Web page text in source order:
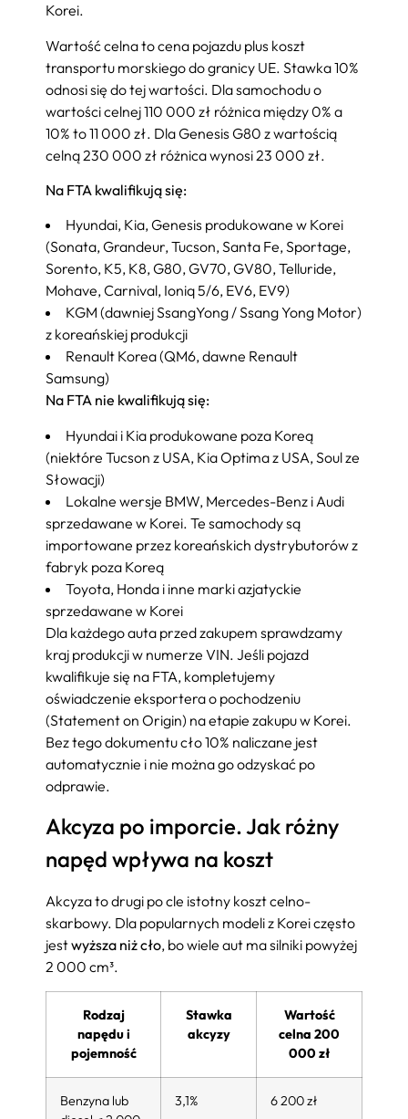
Korei.
Wartość celna to cena pojazdu plus koszt
transportu morskiego do granicy UE. Stawka 10%
odnosi się do tej wartości. Dla samochodu o
wartości celnej 110 000 zł różnica między 0% a
10% to 11 000 zł. Dla Genesis G80 z wartością
celną 230 000 zł różnica wynosi 23 000 zł.
Na FTA kwalifikują się:
Hyundai, Kia, Genesis produkowane w Korei
(Sonata, Grandeur, Tucson, Santa Fe, Sportage,
Sorento, K5, K8, G80, GV70, GV80, Telluride,
Mohave, Carnival, Ioniq 5/6, EV6, EV9)
KGM (dawniej SsangYong / Ssang Yong Motor)
z koreańskiej produkcji
Renault Korea (QM6, dawne Renault
Samsung)
Na FTA nie kwalifikują się:
Hyundai i Kia produkowane poza Koreą
(niektóre Tucson z USA, Kia Optima z USA, Soul ze
Słowacji)
Lokalne wersje BMW, Mercedes-Benz i Audi
sprzedawane w Korei. Te samochody są
importowane przez koreańskich dystrybutorów z
fabryk poza Koreą
Toyota, Honda i inne marki azjatyckie
sprzedawane w Korei
Dla każdego auta przed zakupem sprawdzamy
kraj produkcji w numerze VIN. Jeśli pojazd
kwalifikuje się na FTA, kompletujemy
oświadczenie eksportera o pochodzeniu
(Statement on Origin) na etapie zakupu w Korei.
Bez tego dokumentu cło 10% naliczane jest
automatycznie i nie można go odzyskać po
odprawie.
Akcyza po imporcie. Jak różny
napęd wpływa na koszt
Akcyza to drugi po cle istotny koszt celno-
skarbowy. Dla popularnych modeli z Korei często
jestwyższa niż cło, bo wiele aut ma silniki powyżej
2 000 cm³.
Rodzaj
napędu i
pojemność
Stawka
akcyzy
Wartość
celna 200
000 zł
Benzyna lub
3,1% 6 200 zł